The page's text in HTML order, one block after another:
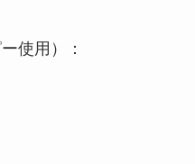
使用）：